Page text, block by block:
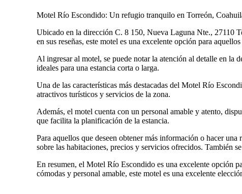
Motel Río Escondido: Un refugio tranquilo en Torreón,
Ubicado en la dirección C. 8 150, Nueva Laguna Nte., 27110
en sus reseñas, este motel es una excelente opción para
Al ingresar al motel, se puede notar la atención al detalle en la
ideales para una estancia corta o larga.
Una de las características más destacadas del Motel Río
atractivos turísticos y servicios de la zona.
Además, el motel cuenta con un personal amable y atento,
que facilita la planificación de la estancia.
Para aquellos que deseen obtener más información o hacer
sobre las habitaciones, precios y servicios ofrecidos. También
En resumen, el Motel Río Escondido es una excelente opción
cómodas y personal amable, este motel es una excelente